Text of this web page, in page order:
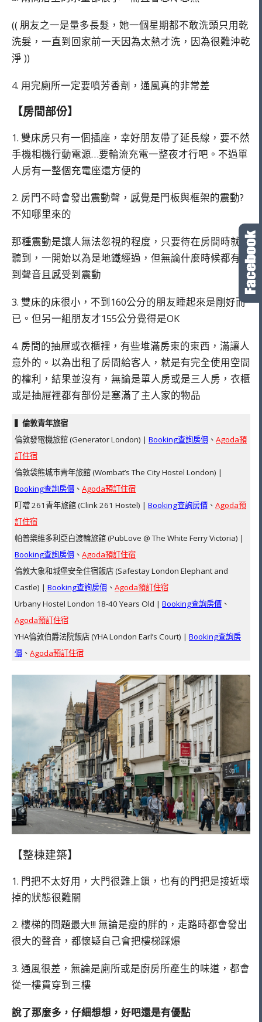
(( 朋友之一是量多長髮，她一個星期都不敢洗頭只用乾
洗髮，一直到回家前一天因為太熱才洗，因為很難沖乾
淨 ))
4. 用完廁所一定要噴芳香劑，通風真的非常差
【房間部份】
1. 雙床房只有一個插座，幸好朋友帶了延長線，要不然
手機相機行動電源…要輪流充電一整夜才行吧。不過單
人房有一整個充電座還方便的
2. 房門不時會發出震動聲，感覺是門板與框架的震動?
不知哪里來的
那種震動是讓人無法忽視的程度，只要待在房間時就能
聽到，一開始以為是地鐵經過，但無論什麼時候都有聽
到聲音且感受到震動
3. 雙床的床很小，不到160公分的朋友睡起來是剛好而
已。但另一組朋友才155公分覺得是OK
4. 房間的抽屜或衣櫃裡，有些堆滿房東的東西，滿讓人
意外的。以為出租了房間給客人，就是有完全使用空間
的權利，結果並沒有，無論是單人房或是三人房，衣櫃
或是抽屜裡都有部份是塞滿了主人家的物品
▍倫敦青年旅宿
倫敦發電機旅館 (Generator London) | Booking查詢房價 、 Agoda預
訂住宿
倫敦袋熊城市青年旅館 (Wombat’s The City Hostel London) |
Booking查詢房價 、 Agoda預訂住宿
叮噹 261青年旅館 (Clink 261 Hostel) | Booking查詢房價 、 Agoda預
訂住宿
帕普樂維多利亞白渡輪旅館 (PubLove @ The White Ferry Victoria) |
Booking查詢房價 、 Agoda預訂住宿
倫敦大象和城堡安全住宿飯店 (Safestay London Elephant and
Castle) | Booking查詢房價 、 Agoda預訂住宿
Urbany Hostel London 18-40 Years Old | Booking查詢房價 、
Agoda預訂住宿
YHA倫敦伯爵法院飯店 (YHA London Earl’s Court) | Booking查詢房
價 、 Agoda預訂住宿
【整棟建築】
1. 門把不太好用，大門很難上鎖，也有的門把是接近壞
掉的狀態很難關
2. 樓梯的問題最大!!! 無論是瘦的胖的，走路時都會發出
很大的聲音，都懷疑自己會把樓梯踩爆
3. 通風很差，無論是廁所或是廚房所產生的味道，都會
從一樓貫穿到三樓
說了那麼多，仔細想想，好吧還是有優點